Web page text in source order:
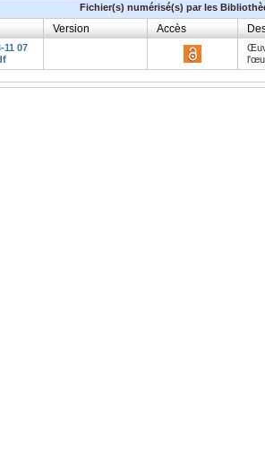
Fichier(s) numérisé(s) par les
Version Accès
11 07